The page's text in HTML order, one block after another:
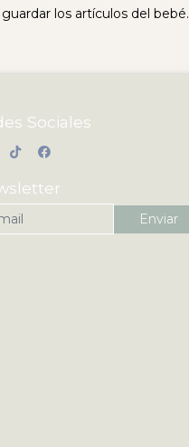
los artículos del bebé.
Sociales
Enviar